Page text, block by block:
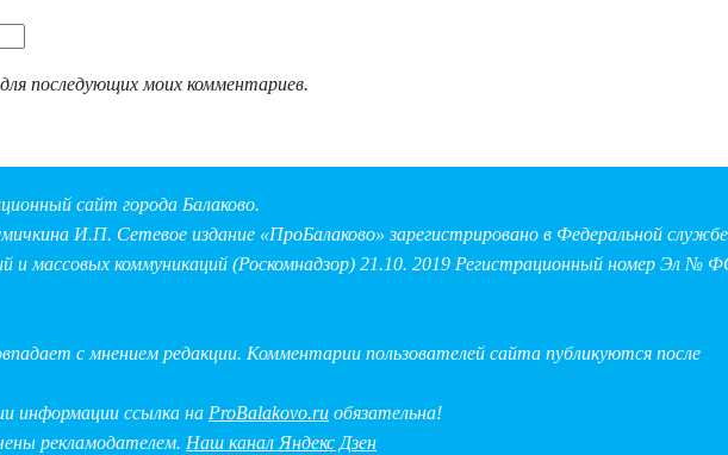
последующих моих комментариев.
сайт города Балаково.
И.П. Сетевое издание «ПроБалаково» зарегистрировано в Федеральной службе
и массовых коммуникаций (Роскомнадзор) 21.10. 2019 Регистрационный номер Эл №
с мнением редакции. Комментарии пользователей сайта публикуются после
информации ссылка на ProBalakovo.ru обязательна!
рекламодателем. Наш канал Яндекс Дзен